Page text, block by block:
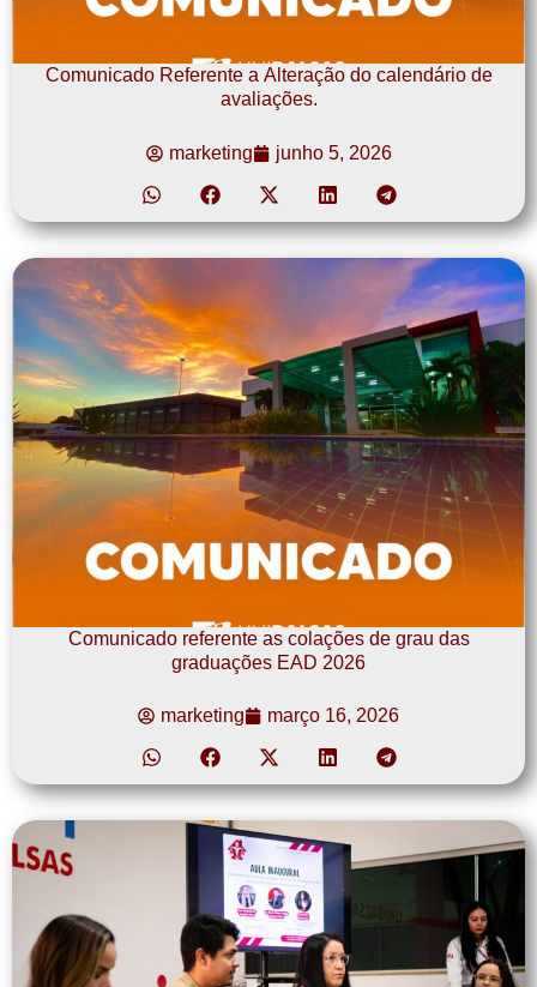
Comunicado Referente a Alteração do calendário de
avaliações.
marketing junho 5, 2026
Comunicado referente as colações de grau das
graduações EAD 2026
marketing março 16, 2026